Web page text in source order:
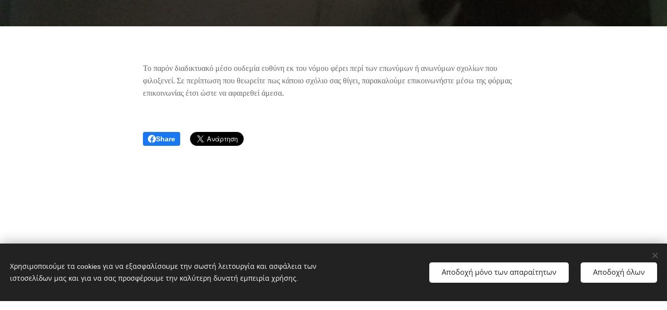
Το παρόν διαδικτυακό μέσο ουδεμία ευθύνη εκ του νόμου φέρει περί των επωνύμων ή ανωνύμων σχολίων που
φιλοξενεί. Σε περίπτωση που θεωρείτε πως κάποιο σχόλιο σας θίγει, παρακαλούμε επικοινωνήστε μέσω της φόρμας
επικοινωνίας έτσι ώστε να αφαιρεθεί άμεσα.
Share
© 2017 Mylibreria.gr Διατηρούνται όλα τα δικαιώματα.
Υλοποιήθηκε από τη
Χρησιμοποιούμε τα cookies για να εξασφαλίσουμε την σωστή λειτουργία και ασφάλεια των
ιστοσελίδων μας και για να σας προσφέρουμε την καλύτερη δυνατή εμπειρία χρήσης.
Αποδοχή μόνο των απαραίτητων Αποδοχή όλων